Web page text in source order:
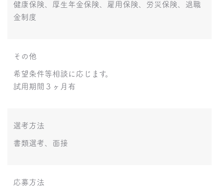
健康保険、厚生年金保険、雇用保険、労災保険、退職
金制度
その他
希望条件等相談に応じます。
試用期間３ヶ月有
選考方法
書類選考、面接
応募方法